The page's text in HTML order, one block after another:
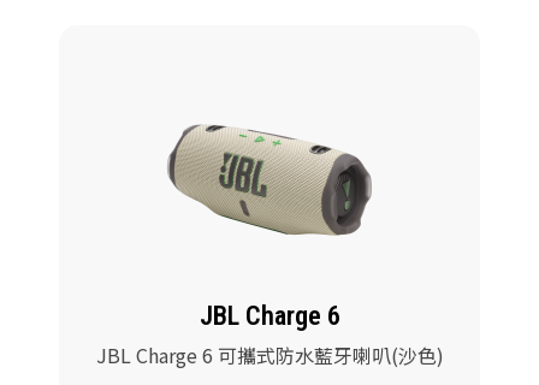
JBL Charge 6
JBL Charge 6 可攜式防水藍牙喇叭(沙色)